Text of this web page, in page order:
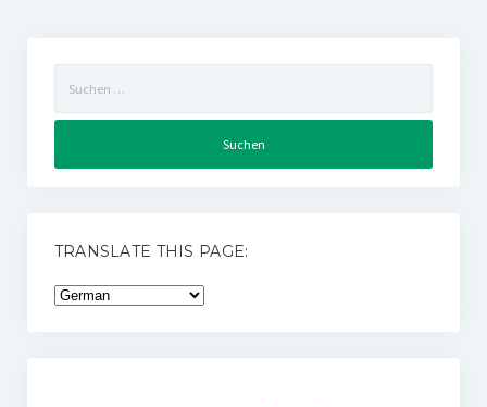
nach:
TRANSLATE THIS PAGE: